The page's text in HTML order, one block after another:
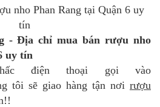
- Địa chỉ mua bán rượu nho
uy tín
điện thoại gọi vào
tôi sẽ giao hàng tận nơi rượu